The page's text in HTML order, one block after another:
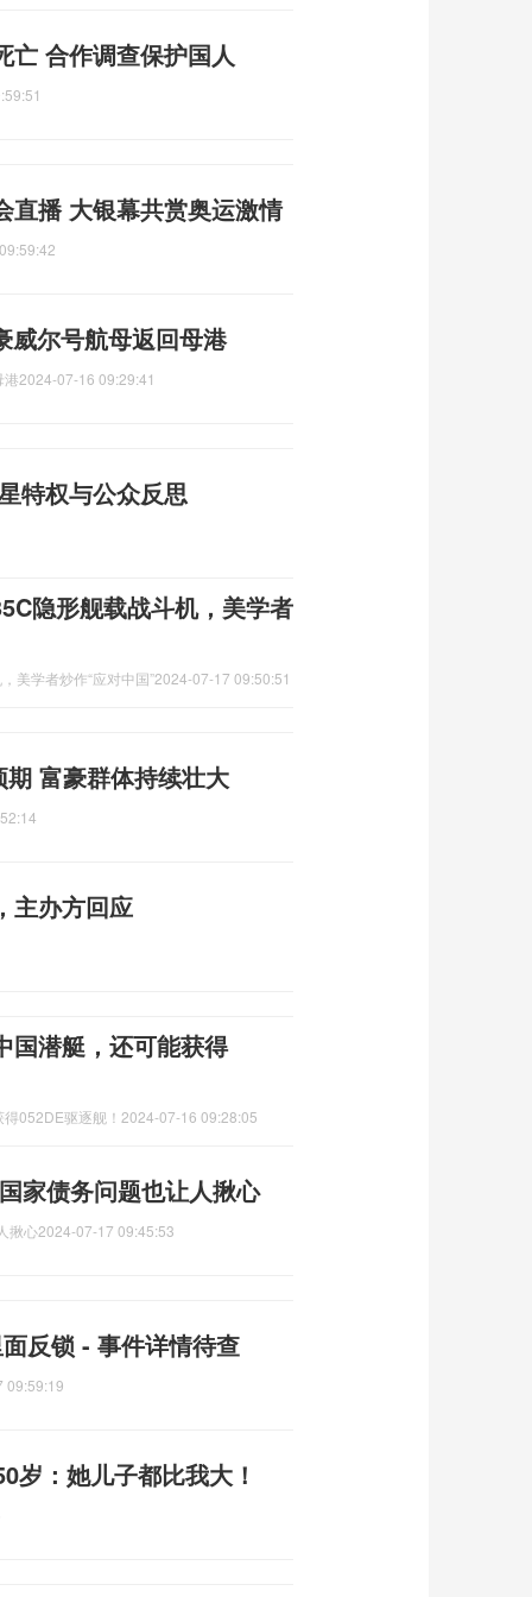
亡 合作调查保护国人
直播 大银幕共赏奥运激情
威尔号航母返回母港
港2024-07-16 09:29:41
特权与公众反思
隐形舰载战斗机，美学者
美学者炒作“应对中国”2024-07-17 09:50:51
富豪群体持续壮大
主办方回应
国潜艇，还可能获得
052DE驱逐舰！ 2024-07-16 09:28:05
家债务问题也让人揪心
揪心2024-07-17 09:45:53
反锁 - 事件详情待查
09:59:19
岁：她儿子都比我大！